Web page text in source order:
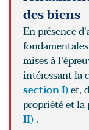
des biens
En présence
mises à
intéressant la
section I)et,
propriété et la
II).